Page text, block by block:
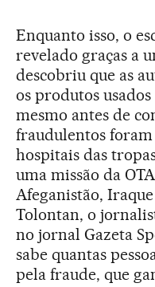
Enquanto isso, o
revelado graças a
descobriu que as
os produtos
mesmo antes de
fraudulentos foram
hospitais das
uma missão da
Afeganistão,
Tolontan, o
no jornal Gazeta
sabe quantas
pela fraude, que